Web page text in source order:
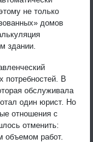
не только
домов
здании.
потребностей. В
обслуживала
один юрист. Но
отношения с
отменить:
объемом работ.